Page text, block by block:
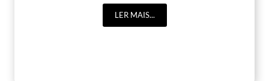
LER MAIS...